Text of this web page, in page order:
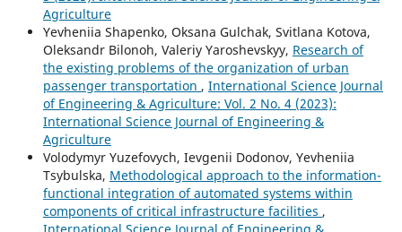
Agriculture
Yevheniia Shapenko, Oksana Gulchak, Svitlana Kotova,
Oleksandr Bilonoh, Valeriy Yaroshevskyy, Research of
the existing problems of the organization of urban
passenger transportation , International Science Journal
of Engineering & Agriculture: Vol. 2 No. 4 (2023):
International Science Journal of Engineering &
Agriculture
Volodymyr Yuzefovych, Ievgenii Dodonov, Yevheniia
Tsybulska, Methodological approach to the information-
functional integration of automated systems within
components of critical infrastructure facilities ,